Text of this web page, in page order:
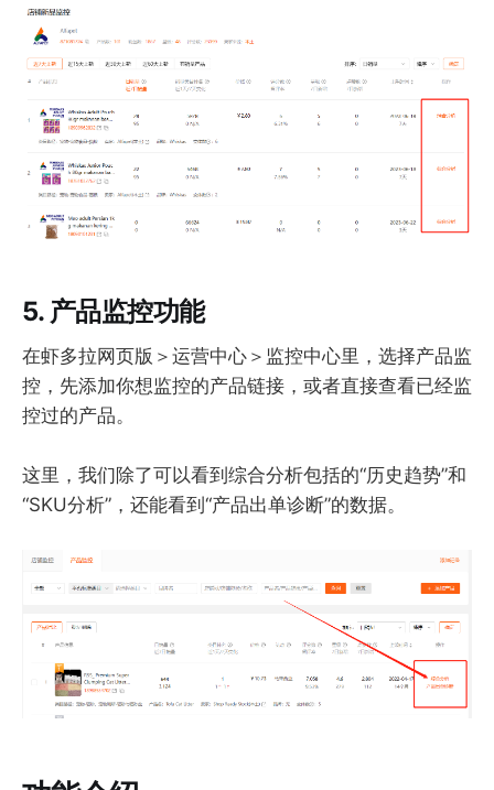
5. 产品监控功能
在虾多拉网页版＞运营中心＞监控中心里，选择产品监
控，先添加你想监控的产品链接，或者直接查看已经监
控过的产品。
这里，我们除了可以看到综合分析包括的“历史趋势”和
“SKU分析”，还能看到“产品出单诊断”的数据。